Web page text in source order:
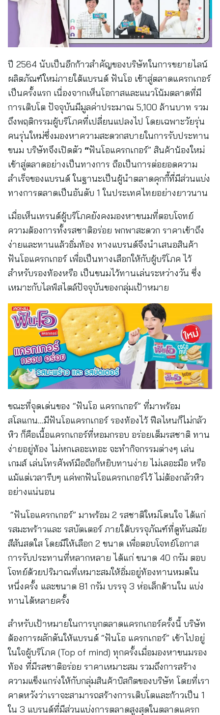
ปี 2564 นับเป็นอีกก้าวสำคัญของบริษัทในการขยายไลน์
ผลิตภัณฑ์ใหม่ภายใต้แบรนด์ ฟันโอ เข้าสู่ตลาดแครกเกอร์
เป็นครั้งแรก เนื่องจากเห็นโอกาสและแนวโน้มตลาดที่มี
การเติบโต ปัจจุบันมีมูลค่าประมาณ 5,100 ล้านบาท รวม
ถึงพฤติกรรมผู้บริโภคที่เปลี่ยนแปลงไป โดยเฉพาะวัยรุ่น
คนรุ่นใหม่ซึ่งมองหาความสะดวกสบายในการรับประทาน
ขนม บริษัทจึงเปิดตัว “ฟันโอแครกเกอร์” สินค้าน้องใหม่
เข้าสู่ตลาดอย่างเป็นทางการ ถือเป็นการต่อยอดความ
สำเร็จของแบรนด์ ในฐานะเป็นผู้นำตลาดคุกกี้ที่มีส่วนแบ่ง
ทางการตลาดเป็นอันดับ 1 ในประเทศไทยอย่างยาวนาน
เมื่อเห็นเทรนด์ผู้บริโภคยังคงมองหาขนมที่ตอบโจทย์
ความต้องการทั้งรสชาติอร่อย พกพาสะดวก ราคาเข้าถึง
ง่ายและทานแล้วอิ่มท้อง ทางแบรนด์จึงนำเสนอสินค้า
ฟันโอแครกเกอร์ เพื่อเป็นทางเลือกให้กับผู้บริโภค ไว้
สำหรับรองท้องหรือ เป็นขนมไว้ทานเล่นระหว่างวัน ซึ่ง
เหมาะกับไลฟ์สไตล์ปัจจุบันของกลุ่มเป้าหมาย
ขณะที่จุดเด่นของ “ฟันโอ แครกเกอร์” ที่มาพร้อม
สโลแกน…มีฟันโอแครกเกอร์ รองท้องไว้ ฟีลไหนก็ไม่กลัว
หิว ก็คือเนื้อแครกเกอร์ที่หอมกรอบ อร่อยเต็มรสชาติ ทาน
ง่ายอยู่ท้อง ไม่หกเลอะเทอะ จะทำกิจกรรมต่างๆ เล่น
เกมส์ เล่นโทรศัพท์มือถือก็หยิบทานง่าย ไม่เลอะมือ หรือ
แม้แต่เวลารีบๆ แค่พกฟันโอแครกเกอร์ไว้ ไม่ต้องกลัวหิว
อย่างแน่นอน
“ฟันโอแครกเกอร์” มาพร้อม 2 รสชาติใหม่โดนใจ ได้แก่
รสมะพร้าวและ รสบัตเตอร์ ภายใต้บรรจุภัณฑ์ที่ดูทันสมัย
สีสันสดใส โดยมีให้เลือก 2 ขนาด เพื่อตอบโจทย์โอกาส
การรับประทานที่หลากหลาย ได้แก่ ขนาด 40 กรัม ตอบ
โจทย์ด้วยปริมาณที่เหมาะสมให้อิ่มอยู่ท้องทานหมดใน
หนึ่งครั้ง และขนาด 81 กรัม บรรจุ 3 ห่อเล็กด้านใน แบ่ง
ทานได้หลายครั้ง
สำหรับเป้าหมายในการบุกตลาดแครกเกอร์ครั้งนี้ บริษัท
ต้องการผลักดันให้แบรนด์ “ฟันโอ แครกเกอร์” เข้าไปอยู่
ในใจผู้บริโภค (Top of mind) ทุกครั้งเมื่อมองหาขนมรอง
ท้อง ที่มีรสชาติอร่อย ราคาเหมาะสม รวมถึงการสร้าง
ความแข็งแกร่งให้กับกลุ่มสินค้าบิสกิตของบริษัท โดยที่เรา
คาดหวังว่าเราจะสามารถสร้างการเติบโตและก้าวเป็น 1
ใน 3 แบรนด์ที่มีส่วนแบ่งการตลาดสูงสุดในตลาดแครก